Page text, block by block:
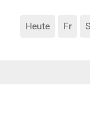
Heute Fr